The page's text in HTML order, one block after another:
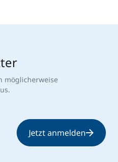
möglicherweise
Jetzt anmelden